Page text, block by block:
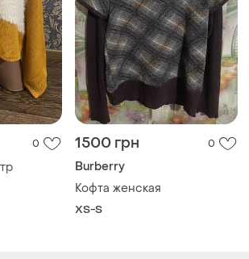
0 1500 грн 0
Burberry
Кофта женская
XS-S